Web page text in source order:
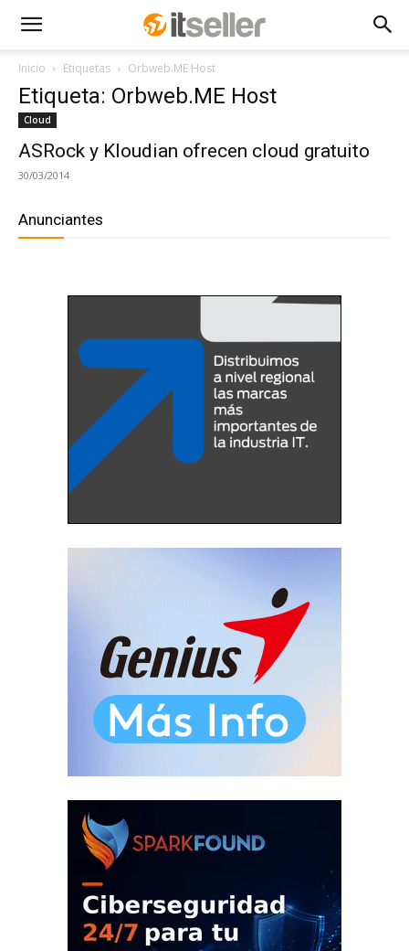
Inicio Etiquetas Orbweb.ME Host
Etiqueta: Orbweb.ME Host
Cloud
ASRock y Kloudian ofrecen cloud gratuito
30/03/2014
Anunciantes